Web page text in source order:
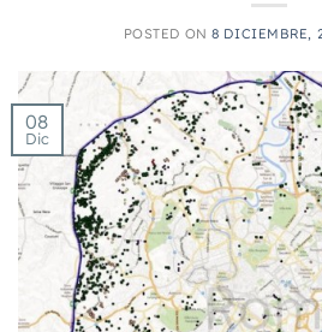
POSTED ON8 DICIEMBRE,
08
Dic